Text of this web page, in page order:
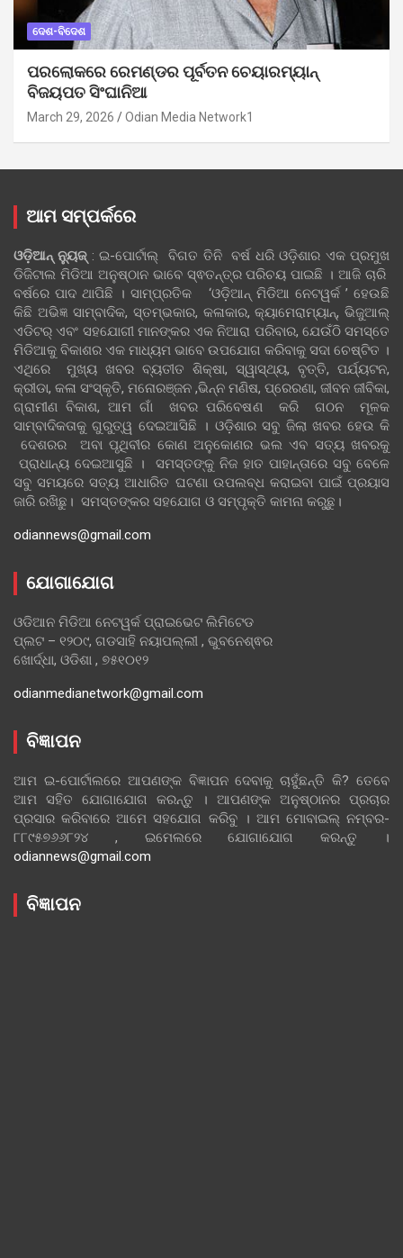
ଦେଶ-ବିଦେଶ
ପରଲୋକରେ ରେମଣ୍ଡର ପୂର୍ବତନ ଚେୟାରମ୍ୟାନ୍
ବିଜୟପତ ସିଂଘାନିଆ
March 29, 2026 Odian Media Network1
ଆମ ସମ୍ପର୍କରେ
ଓଡ଼ିଆନ୍‍ ନ୍ୟୁଜ୍‍: ଇ-ପୋର୍ଟାଲ୍ ବିଗତ ତିନି ବର୍ଷ ଧରି ଓଡ଼ିଶାର ଏକ ପ୍ରମୁଖ
ଡିଜିଟାଲ ମିଡିଆ ଅନୁଷ୍ଠାନ ଭାବେ ସ୍ଵତନ୍ତ୍ର ପରିଚୟ ପାଇଛି । ଆଜି ଚାରି
ବର୍ଷରେ ପାଦ ଥାପିଛି । ସାମ୍ପ୍ରତିକ ‘ଓଡ଼ିଆନ୍‍ ମିଡିଆ ନେଟୱର୍କ ’ ହେଉଛି
କିଛି ଅଭିଜ୍ଞ ସାମ୍ବାଦିକ, ସ୍ତମ୍ଭକାର, କଳାକାର, କ୍ୟାମେରାମ୍ୟାନ୍, ଭିଜୁଆଲ୍
ଏଡିଟର୍ ଏବଂ ସହଯୋଗୀ ମାନଙ୍କର ଏକ ନିଆରା ପରିବାର, ଯେଉଁଠି ସମସ୍ତେ
ମିଡିଆକୁ ବିକାଶର ଏକ ମାଧ୍ୟମ ଭାବେ ଉପଯୋଗ କରିବାକୁ ସଦା ଚେଷ୍ଟିତ ।
ଏଥିରେ ମୁଖ୍ୟ ଖବର ବ୍ୟତୀତ ଶିକ୍ଷା, ସ୍ୱାସ୍ଥ୍ୟ, ବୃତ୍ତି, ପର୍ଯ୍ୟଟନ,
କ୍ରୀଡା, କଳା ସଂସ୍କୃତି, ମନୋରଞ୍ଜନ ,ଭିନ୍ନ ମଣିଷ, ପ୍ରେରଣା, ଜୀବନ ଜୀବିକା,
ଗ୍ରାମୀଣ ବିକାଶ, ଆମ ଗାଁ ଖବର ପରିବେଷଣ କରି ଗଠନ ମୂଳକ
ସାମ୍ବାଦିକତାକୁ ଗୁରୁତ୍ୱ ଦେଇଆସିଛି । ଓଡ଼ିଶାର ସବୁ ଜିଲା ଖବର ହେଉ କି
ଦେଶରର ଅବା ପୃଥିବୀର କୋଣ ଅନୁକୋଣର ଭଲ ଏବ ସତ୍ୟ ଖବରକୁ
ପ୍ରାଧାନ୍ୟ ଦେଇଆସୁଛି । ସମସ୍ତଙ୍କୁ ନିଜ ହାତ ପାହାନ୍ତାରେ ସବୁ ବେଳେ
ସବୁ ସମୟରେ ସତ୍ୟ ଆଧାରିତ ଘଟଣା ଉପଲବ୍ଧ କରାଇବା ପାଇଁ ପ୍ରୟାସ
ଜାରି ରଖିଛୁ। ସମସ୍ତଙ୍କର ସହଯୋଗ ଓ ସମ୍ପୃକ୍ତି କାମନା କରୁଛୁ।
odiannews@gmail.com
ଯୋଗାଯୋଗ
ଓଡିଆନ ମିଡିଆ ନେଟୱର୍କ ପ୍ରାଇଭେଟ ଲିମିଟେଡ
ପ୍ଲଟ – ୧୨୦୯, ଗଡସାହି ନୟାପଲ୍ଲୀ , ଭୁବନେଶ୍ଵର
ଖୋର୍ଦ୍ଧା, ଓଡିଶା , ୭୫୧୦୧୨
odianmedianetwork@gmail.com
ବିଜ୍ଞାପନ
ଆମ ଇ-ପୋର୍ଟାଲରେ ଆପଣଙ୍କ ବିଜ୍ଞାପନ ଦେବାକୁ ଚାହୁଁଛନ୍ତି କି? ତେବେ
ଆମ ସହିତ ଯୋଗାଯୋଗ କରନ୍ତୁ । ଆପଣଙ୍କ ଅନୁଷ୍ଠାନର ପ୍ରଚାର
ପ୍ରସାର କରିବାରେ ଆମେ ସହଯୋଗ କରିବୁ । ଆମ ମୋବାଇଲ୍ ନମ୍ବର-
୮୮୯୫୭୬୬୮୨୪ , ଇମେଲରେ ଯୋଗାଯୋଗ କରନ୍ତୁ ।
odiannews@gmail.com
ବିଜ୍ଞାପନ